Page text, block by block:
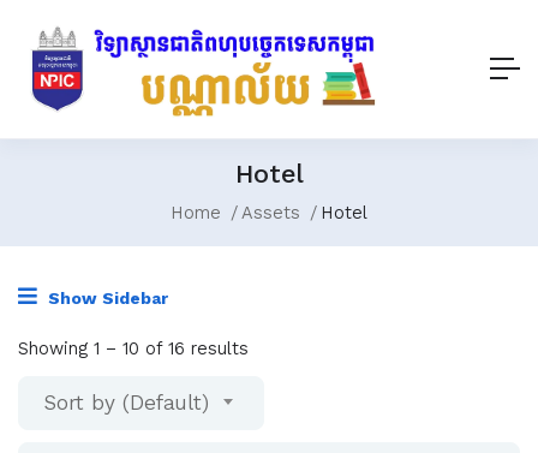
Hotel
Home Assets Hotel
Show Sidebar
Showing 1 – 10 of 16 results
Sort by (Default)